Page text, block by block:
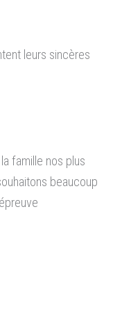
leurs sincères
famille nos plus
beaucoup